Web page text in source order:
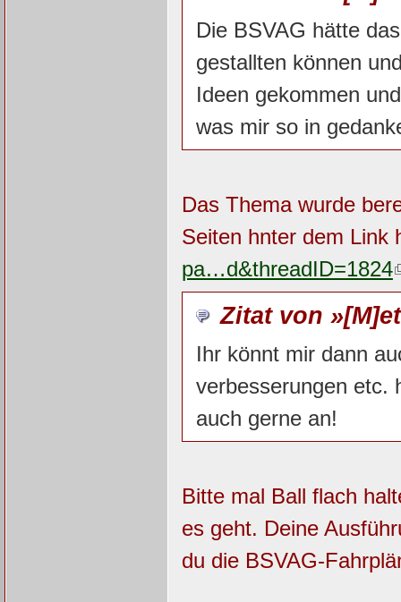
Die BSVAG hätte
gestallten können
Ideen gekommen
was mir so in
Das Thema wurde
Seiten hnter dem Link
pa…d&threadID=1824
Zitat von
Ihr könnt mir dann
verbesserungen etc.
auch gerne an!
Bitte mal Ball flach
es geht. Deine
du die BSVAG-